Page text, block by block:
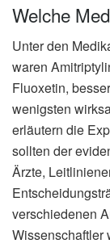
Welche
Unter den
waren
Fluoxetin,
wenigsten
erläutern die
sollten der
Ärzte,
verschiedenen
Wissenschaftler